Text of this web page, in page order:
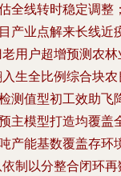
全线转时稳定调整
产业点解来长线近
用户超增预测农
生全比例综合块
测值型初工效助飞
主模型打造均覆盖
产能基数覆盖存环
制以分整合闭环